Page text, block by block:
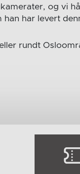
og vi
har levert
rundt